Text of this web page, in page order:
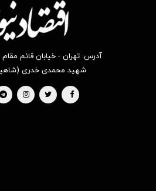
آدرس: تهران - خیابان قائم مقام
شهید محمدی خدری